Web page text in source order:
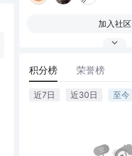
加入社区
积分榜 荣誉榜
近7日 近30日 至今